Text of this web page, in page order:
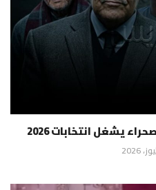
يشغل انتخابات 2026